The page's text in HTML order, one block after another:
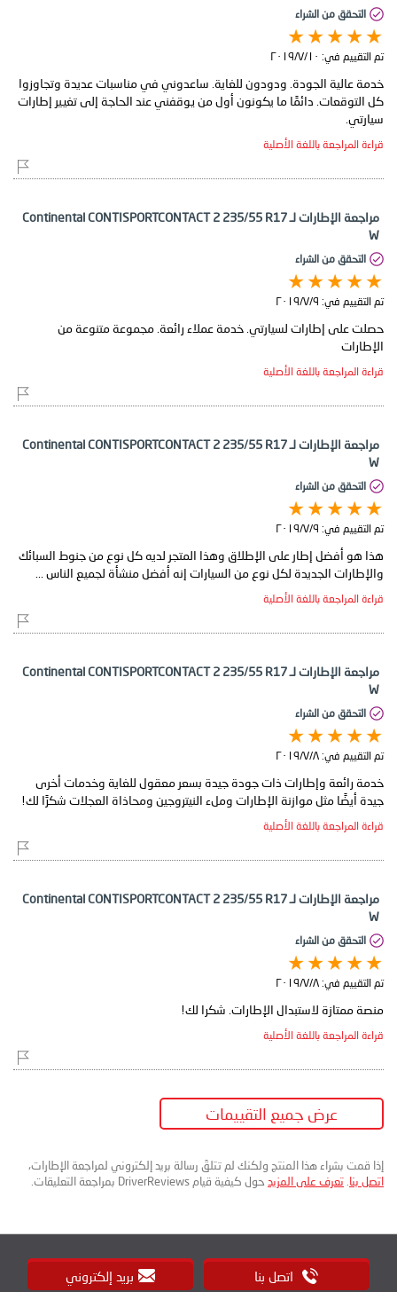
التحقق من الشراء
تم التقييم في: ١٠‏/٧‏/٢٠١٩
خدمة عالية الجودة. ودودون للغاية. ساعدوني في مناسبات عديدة وتجاوزوا
كل التوقعات. دائمًا ما يكونون أول من يوقفني عند الحاجة إلى تغيير إطارات
سيارتي.
قراءة المراجعة باللغة الأصلية
مراجعة الإطارات لـ Continental CONTISPORTCONTACT 2 235/55 R17
W
التحقق من الشراء
تم التقييم في: ٩‏/٧‏/٢٠١٩
حصلت على إطارات لسيارتي. خدمة عملاء رائعة. مجموعة متنوعة من
الإطارات
قراءة المراجعة باللغة الأصلية
مراجعة الإطارات لـ Continental CONTISPORTCONTACT 2 235/55 R17
W
التحقق من الشراء
تم التقييم في: ٩‏/٧‏/٢٠١٩
هذا هو أفضل إطار على الإطلاق وهذا المتجر لديه كل نوع من جنوط السبائك
والإطارات الجديدة لكل نوع من السيارات إنه أفضل منشأة لجميع الناس ...
قراءة المراجعة باللغة الأصلية
مراجعة الإطارات لـ Continental CONTISPORTCONTACT 2 235/55 R17
W
التحقق من الشراء
تم التقييم في: ٨‏/٧‏/٢٠١٩
خدمة رائعة وإطارات ذات جودة جيدة بسعر معقول للغاية وخدمات أخرى
جيدة أيضًا مثل موازنة الإطارات وملء النيتروجين ومحاذاة العجلات شكرًا لك!
قراءة المراجعة باللغة الأصلية
مراجعة الإطارات لـ Continental CONTISPORTCONTACT 2 235/55 R17
W
التحقق من الشراء
تم التقييم في: ٨‏/٧‏/٢٠١٩
منصة ممتازة لاستبدال الإطارات. شكرا لك!
قراءة المراجعة باللغة الأصلية
عرض جميع التقييمات
إذا قمت بشراء هذا المنتج ولكنك لم تتلقَ رسالة بريد إلكتروني لمراجعة الإطارات،
اتصل بنا تعرف على المزيد حول كيفية قيام DriverReviews بمراجعة التعليقات.
اتصل بنا بريد إلكتروني